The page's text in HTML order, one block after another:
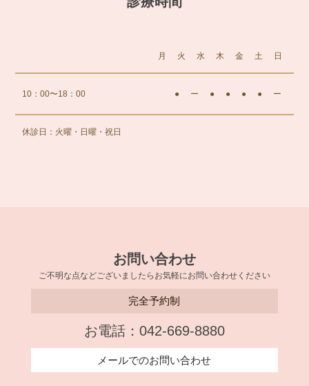
月 火 水 木 金 土 日
10：00〜18：00 ● ー ● ● ● ● ー
休診日：火曜・日曜・祝日
お問い合わせ
ご不明な点などございましたらお気軽にお問い合わせください
完全予約制
お電話：042-669-8880
メールでのお問い合わせ